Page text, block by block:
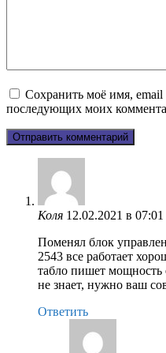
Сохранить моё имя, email
последующих моих
Коля 12.02.2021 в 07:01
Поменял блок
2543 все работает
табло пишет
не знает, нужно ваш
Ответить